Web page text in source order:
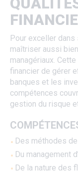
Pour exceller
maîtriser aussi
managériaux.
financier de gérer
banques et les
compétences
gestion du risque
Des méthodes
Du management
De la nature des